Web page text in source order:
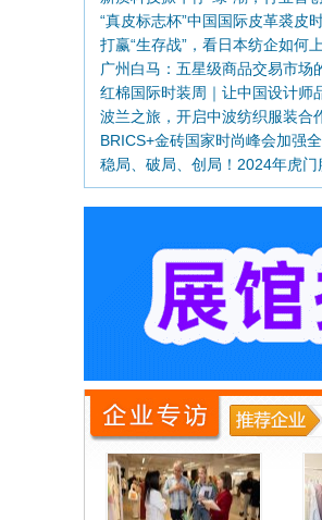
“真皮标志杯”中国国际皮革裘皮
功举行
打赢“生存战”，看日本纺企如何
广州白马：五星级商品交易市场
红棉国际时装周｜让中国设计师
波兰之旅，开启中波纺织服装合
BRICS+金砖国家时尚峰会加强
稳局、破局、创局！2024年虎